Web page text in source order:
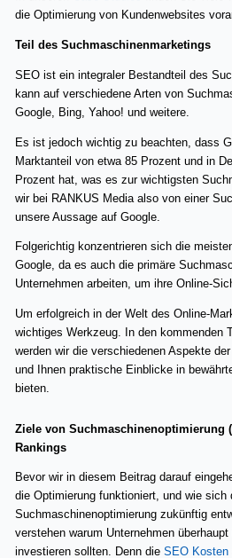
die Optimierung von Kundenwebsites
Teil des Suchmaschinenmarketings
SEO ist ein integraler Bestandteil des
kann auf verschiedene Arten von
Google, Bing, Yahoo! und weitere.
Es ist jedoch wichtig zu beachten, dass
Marktanteil von etwa 85 Prozent und in
Prozent hat, was es zur wichtigsten
wir bei RANKUS Media also von einer
unsere Aussage auf Google.
Folgerichtig konzentrieren sich die
Google, da es auch die primäre
Unternehmen arbeiten, um ihre Online-
Um erfolgreich in der Welt des Online-
wichtiges Werkzeug. In den kommenden
werden wir die verschiedenen Aspekte
und Ihnen praktische Einblicke in
bieten.
Ziele von Suchmaschinenoptimierung
Rankings
Bevor wir in diesem Beitrag darauf
die Optimierung funktioniert, und wie sich
Suchmaschinenoptimierung zukünftig
verstehen warum Unternehmen
investieren sollten. Denn die SEO Kosten